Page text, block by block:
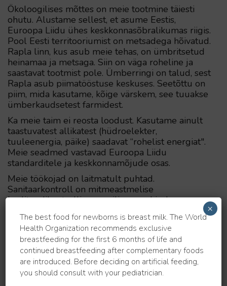
Ökoloogilises mõttes on meie tootmine täiesti
ohutu. Alustame sellest, et asume Eestis,
Euroopa Liidu ühes keskkonnasõbralikumas riigis.
Pool Eesti territooriumist on metsadega hõivatud.
Rapla linn, kus asub meie tehas, on ümbritsetud
heinamaa ja metsaga. Siin on väga roheline ja
saastavat tootmist pole. Ümberringi on talud, sest
Rapla asub piimatööstuse keskuses. Seetõttu on
piim, mida kasutame, kõige värskem, see tuuakse
ümberkaudsetest farmidest.
Ka meie taim ei reosta loodust. Kasutame ainult
taastuvatest allikatest (hüdroelekter,
tuuleenergia, päike) saadavat “rohelist energiat".
Meie seadmed vastavad Euroopa Liidu
standarditele ja keskkonnamõjude osas.
Meie töökojad on laitmatult puhtad.
Sanitaarkontroll on mitmeastmelise
kvaliteedikontrolli orgaaniline osa. Lisaks
tootmisruumidele on meil oma labor, kus tooteid
testitakse kõige põhjalikumalt. Iga tootepartii
läbib kontrolli kolm etappi:
1. etapp – piima valik. Iga partii läbib
kvaliteedikontrolli meie spetsialistide poolt ja
tööle võetakse ainult need, mis vastavad meie
kõrgetele nõuetele.
The best food for newborns is breast milk. The World
Health Organization recommends exclusive
breastfeeding for the first 6 months of life and
continued breastfeeding after complementary foods
are introduced. Before deciding on artificial feeding,
you should consult with your pediatrician.
×